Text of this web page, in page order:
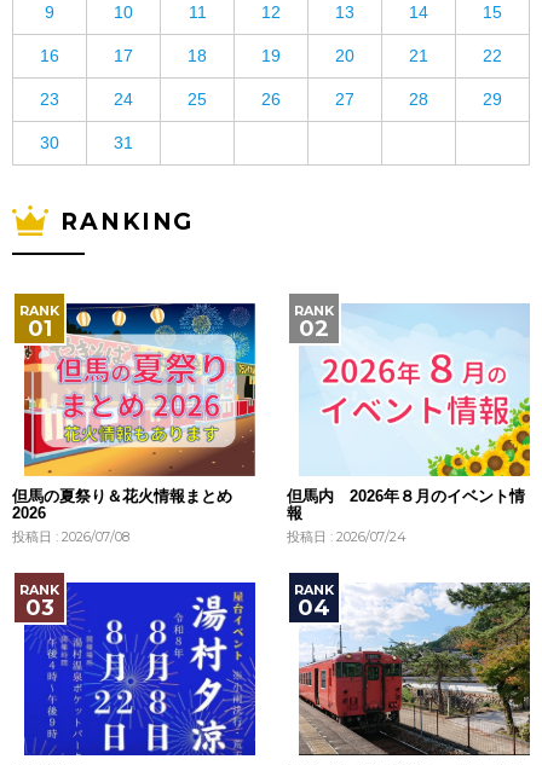
9 10 11 12 13 14 15
16 17 18 19 20 21 22
23 24 25 26 27 28 29
30 31
RANKING
但馬の夏祭り＆花火情報まとめ
2026
投稿日 : 2026/07/08
但馬内 2026年８月のイベント情
報
投稿日 : 2026/07/24